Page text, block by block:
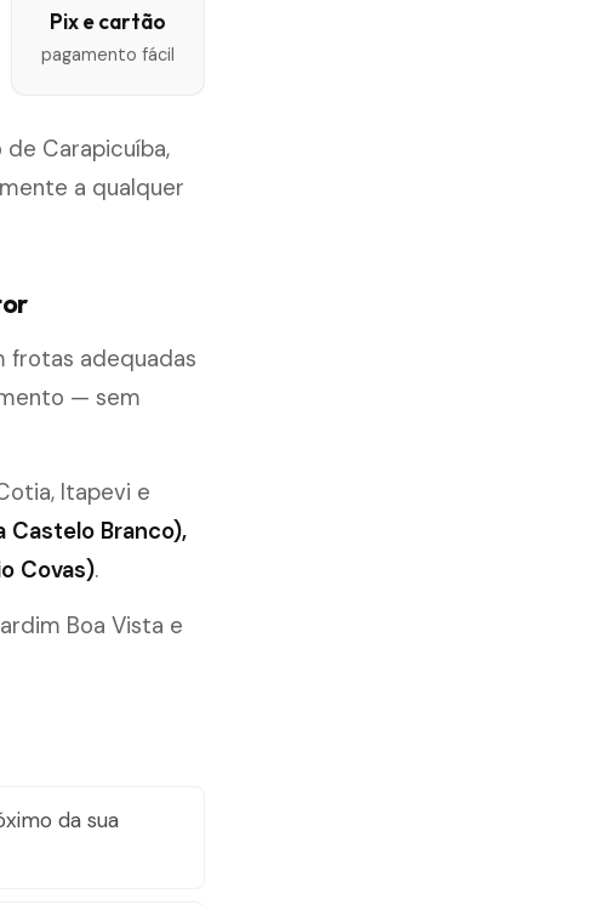
Pix e cartão
pagamento fácil
Carapicuíba,
a qualquer
frotas adequadas
— sem
Itapevi e
Castelo Branco),
Covas).
Boa Vista e
da sua